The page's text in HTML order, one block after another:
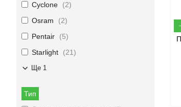
Cyclone
2
Osram
2
Pentair
5
Starlight
21
Ще 1
Тип